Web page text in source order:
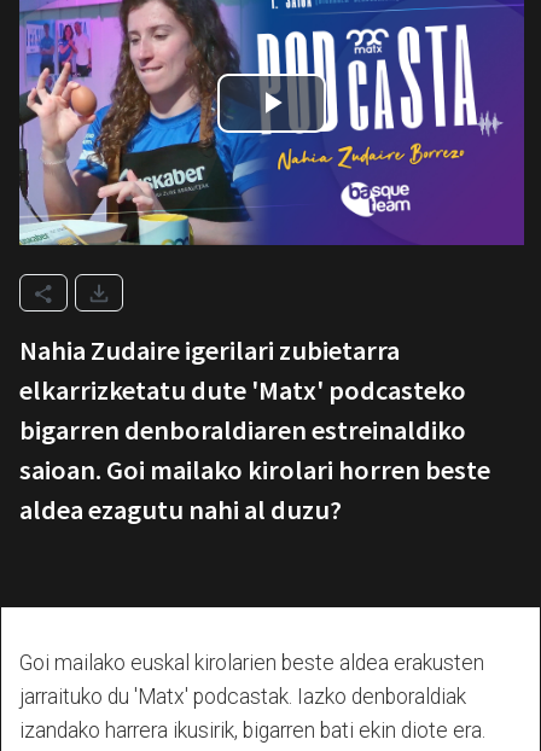
Nahia Zudaire igerilari zubietarra
elkarrizketatu dute 'Matx' podcasteko
bigarren denboraldiaren estreinaldiko
saioan. Goi mailako kirolari horren beste
aldea ezagutu nahi al duzu?
Goi mailako euskal kirolarien beste aldea erakusten
jarraituko du 'Matx' podcastak. Iazko denboraldiak
izandako harrera ikusirik, bigarren bati ekin diote era.